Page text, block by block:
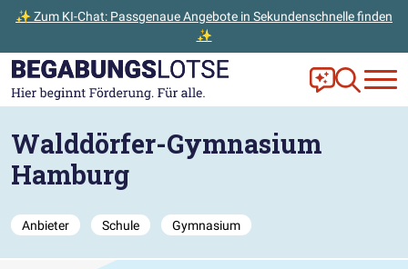
✨ Zum KI-Chat: Passgenaue Angebote in Sekundenschnelle finden
✨
Zum Hauptinhalt der Seite springen
Zur Startseite gehen Frag Ella!
Zur
Walddörfer-Gymnasium
Hamburg
Anbieter Schule Gymnasium